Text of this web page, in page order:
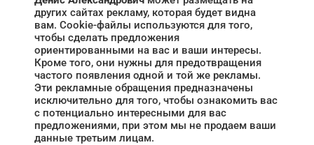
других сайтах рекламу, которая будет видна
вам. Cookie-файлы используются для того,
чтобы сделать предложения
ориентированными на вас и ваши интересы.
Кроме того, они нужны для предотвращения
частого появления одной и той же рекламы.
Эти рекламные обращения предназначены
исключительно для того, чтобы ознакомить вас
с потенциально интересными для вас
предложениями, при этом мы не продаем ваши
данные третьим лицам.